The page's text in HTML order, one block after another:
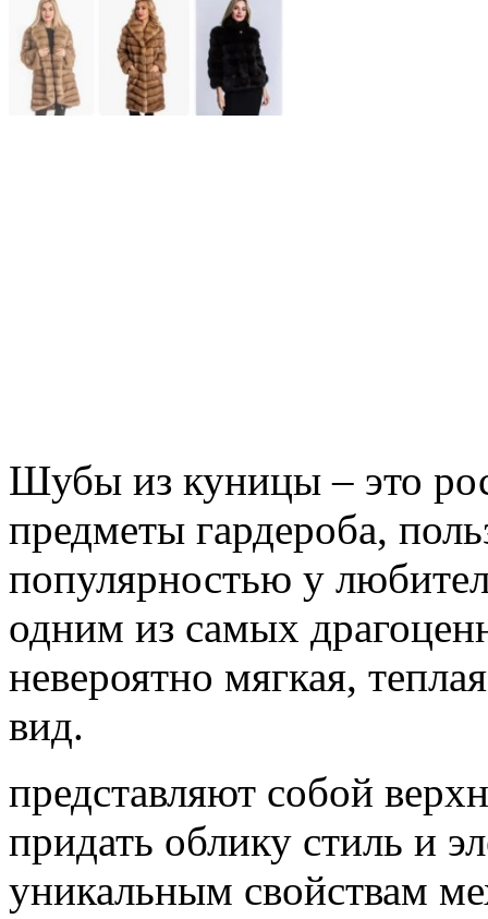
Шубы из куницы – это
предметы гардероба,
популярностью у
одним из самых
невероятно мягкая,
вид.
представляют собой
придать облику стиль и
уникальным свойствам